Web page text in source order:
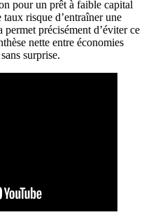
pour un prêt à faible capital
risque d’entraîner une
précisément d’éviter ce
nette entre économies
surprise.